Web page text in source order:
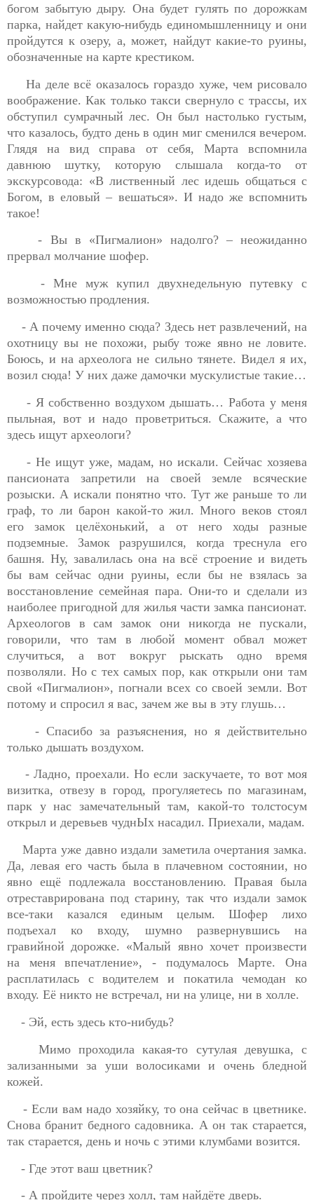
богом забытую дыру. Она будет гулять по дорожкам
парка, найдет какую-нибудь единомышленницу и они
пройдутся к озеру, а, может, найдут какие-то руины,
обозначенные на карте крестиком.
На деле всё оказалось гораздо хуже, чем рисовало
воображение. Как только такси свернуло с трассы, их
обступил сумрачный лес. Он был настолько густым,
что казалось, будто день в один миг сменился вечером.
Глядя на вид справа от себя, Марта вспомнила
давнюю шутку, которую слышала когда-то от
экскурсовода: «В лиственный лес идешь общаться с
Богом, в еловый – вешаться». И надо же вспомнить
такое!
- Вы в «Пигмалион» надолго? – неожиданно
прервал молчание шофер.
- Мне муж купил двухнедельную путевку с
возможностью продления.
- А почему именно сюда? Здесь нет развлечений, на
охотницу вы не похожи, рыбу тоже явно не ловите.
Боюсь, и на археолога не сильно тянете. Видел я их,
возил сюда! У них даже дамочки мускулистые такие…
- Я собственно воздухом дышать… Работа у меня
пыльная, вот и надо проветриться. Скажите, а что
здесь ищут археологи?
- Не ищут уже, мадам, но искали. Сейчас хозяева
пансионата запретили на своей земле всяческие
розыски. А искали понятно что. Тут же раньше то ли
граф, то ли барон какой-то жил. Много веков стоял
его замок целёхонький, а от него ходы разные
подземные. Замок разрушился, когда треснула его
башня. Ну, завалилась она на всё строение и видеть
бы вам сейчас одни руины, если бы не взялась за
восстановление семейная пара. Они-то и сделали из
наиболее пригодной для жилья части замка пансионат.
Археологов в сам замок они никогда не пускали,
говорили, что там в любой момент обвал может
случиться, а вот вокруг рыскать одно время
позволяли. Но с тех самых пор, как открыли они там
свой «Пигмалион», погнали всех со своей земли. Вот
потому и спросил я вас, зачем же вы в эту глушь…
- Спасибо за разъяснения, но я действительно
только дышать воздухом.
- Ладно, проехали. Но если заскучаете, то вот моя
визитка, отвезу в город, прогуляетесь по магазинам,
парк у нас замечательный там, какой-то толстосум
открыл и деревьев чуднЫх насадил. Приехали, мадам.
Марта уже давно издали заметила очертания замка.
Да, левая его часть была в плачевном состоянии, но
явно ещё подлежала восстановлению. Правая была
отреставрирована под старину, так что издали замок
все-таки казался единым целым. Шофер лихо
подъехал ковходу, шумно развернувшись на
гравийной дорожке. «Малый явно хочет произвести
на меня впечатление», - подумалось Марте. Она
расплатилась с водителем и покатила чемодан ко
входу. Её никто не встречал, ни на улице, ни в холле.
- Эй, есть здесь кто-нибудь?
Мимо проходила какая-то сутулая девушка, с
зализанными за уши волосиками и очень бледной
кожей.
- Если вам надо хозяйку, то она сейчас в цветнике.
Снова бранит бедного садовника. А он так старается,
так старается, день и ночь с этими клумбами возится.
- Где этот ваш цветник?
- А пройдите через холл, там найдёте дверь.